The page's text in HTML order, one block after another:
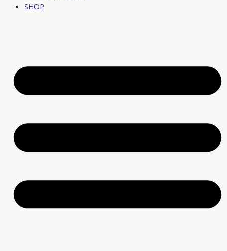
SHOP